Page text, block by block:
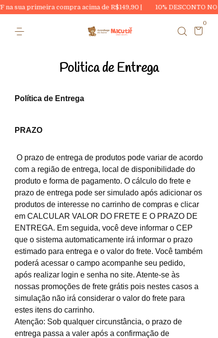
compra acima de R$149,90 | 10% DESCONTO NO PIX |
0
Politica de Entrega
Política de Entrega
PRAZO
O prazo de entrega de produtos pode variar de acordo
com a região de entrega, local de disponibilidade do
produto e forma de pagamento. O cálculo do frete e
prazo de entrega pode ser simulado após adicionar os
produtos de interesse no carrinho de compras e clicar
em CALCULAR VALOR DO FRETE E O PRAZO DE
ENTREGA. Em seguida, você deve informar o CEP
que o sistema automaticamente irá informar o prazo
estimado para entrega e o valor do frete. Você também
poderá acessar o campo acompanhe seu pedido,
após realizar login e senha no site. Atente-se às
nossas promoções de frete grátis pois nestes casos a
simulação não irá considerar o valor do frete para
estes itens do carrinho.
Atenção: Sob qualquer circunstância, o prazo de
entrega passa a valer após a confirmação de